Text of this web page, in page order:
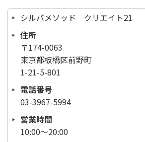
シルバメソッド クリエイト21
住所
〒174-0063
東京都板橋区前野町
1-21-5-801
電話番号
03-3967-5994
営業時間
10:00～20:00